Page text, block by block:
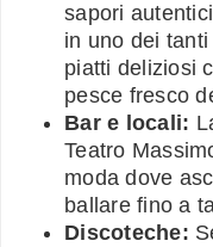
sapori
in uno dei
piatti deliziosi
pesce fresco
Bar e locali:
Teatro
moda dove
ballare fino a
Discoteche: